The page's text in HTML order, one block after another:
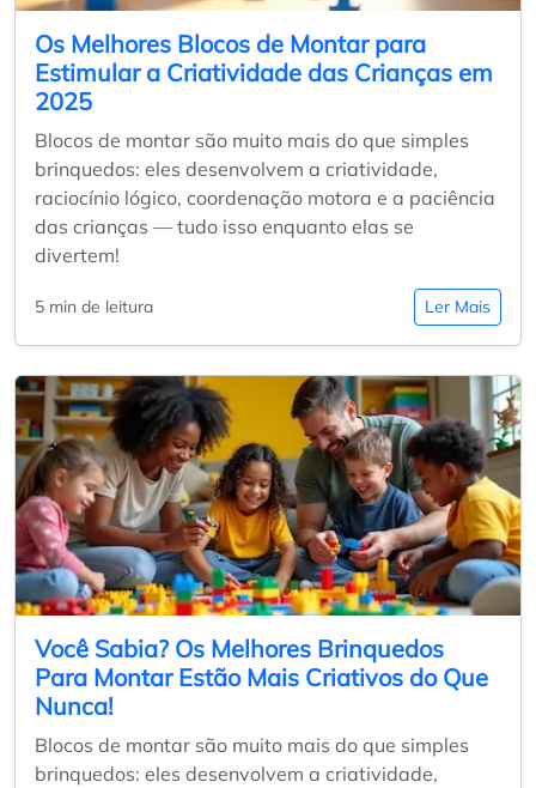
Os Melhores Blocos de Montar para
Estimular a Criatividade das Crianças em
2025
Blocos de montar são muito mais do que simples
brinquedos: eles desenvolvem a criatividade,
raciocínio lógico, coordenação motora e a paciência
das crianças — tudo isso enquanto elas se
divertem!
5 min de leitura Ler Mais
Você Sabia? Os Melhores Brinquedos
Para Montar Estão Mais Criativos do Que
Nunca!
Blocos de montar são muito mais do que simples
brinquedos: eles desenvolvem a criatividade,